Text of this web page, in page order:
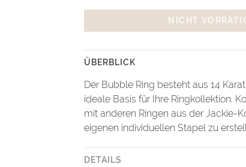
NICHT
ÜBERBLICK
Der Bubble Ring besteht aus 14
ideale Basis für Ihre Ringkollektion.
mit anderen Ringen aus der Jackie-
eigenen individuellen Stapel zu
DETAILS